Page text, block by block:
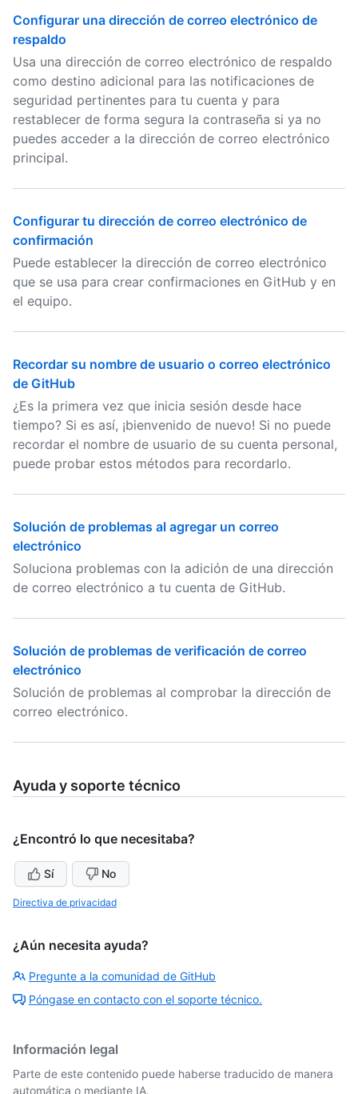
Configurar una dirección de correo electrónico de
respaldo
Usa una dirección de correo electrónico de respaldo
como destino adicional para las notificaciones de
seguridad pertinentes para tu cuenta y para
restablecer de forma segura la contraseña si ya no
puedes acceder a la dirección de correo electrónico
principal.
Configurar tu dirección de correo electrónico de
confirmación
Puede establecer la dirección de correo electrónico
que se usa para crear confirmaciones en GitHub y en
el equipo.
Recordar su nombre de usuario o correo electrónico
de GitHub
¿Es la primera vez que inicia sesión desde hace
tiempo? Si es así, ¡bienvenido de nuevo! Si no puede
recordar el nombre de usuario de su cuenta personal,
puede probar estos métodos para recordarlo.
Solución de problemas al agregar un correo
electrónico
Soluciona problemas con la adición de una dirección
de correo electrónico a tu cuenta de GitHub.
Solución de problemas de verificación de correo
electrónico
Solución de problemas al comprobar la dirección de
correo electrónico.
Ayuda y soporte técnico
¿Encontró lo que necesitaba?
Sí No
Directiva de privacidad
¿Aún necesita ayuda?
Pregunte a la comunidad de GitHub
Póngase en contacto con el soporte técnico.
Información legal
Parte de este contenido puede haberse traducido de manera
automática o mediante IA.